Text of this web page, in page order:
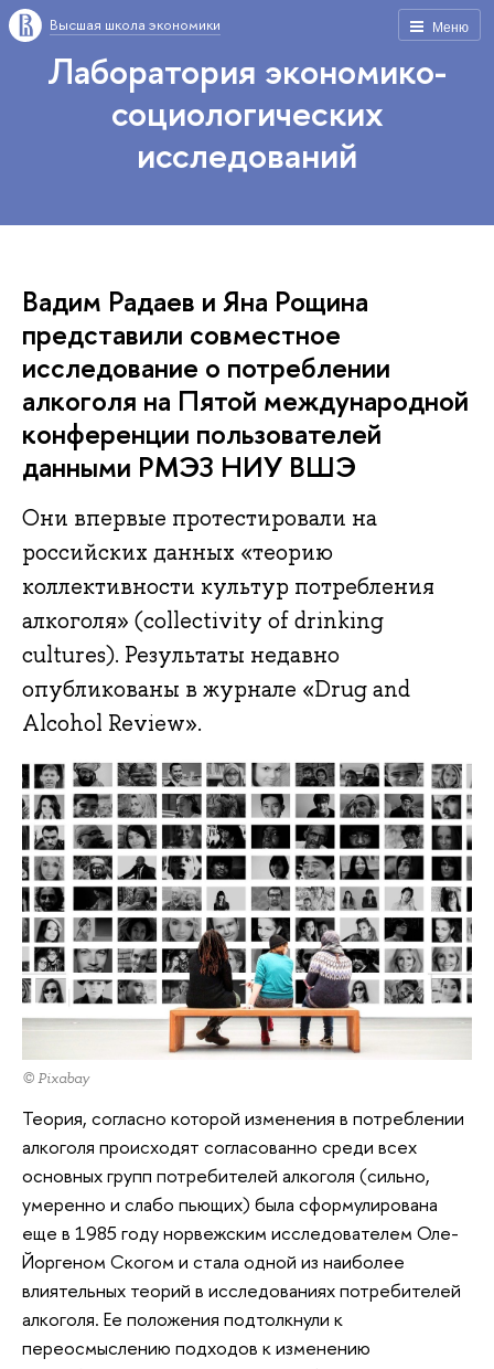
Меню
Высшая школа экономики
Лаборатория экономико-
социологических
исследований
Вадим Радаев и Яна Рощина
представили совместное
исследование о потреблении
алкоголя на Пятой международной
конференции пользователей
данными РМЭЗ НИУ ВШЭ
Они впервые протестировали на
российских данных «теорию
коллективности культур потребления
алкоголя» (collectivity of drinking
cultures). Результаты недавно
опубликованы в журнале «Drug and
Alcohol Review».
© Pixabay
Теория, согласно которой изменения в потреблении
алкоголя происходят согласованно среди всех
основных групп потребителей алкоголя (сильно,
умеренно и слабо пьющих) была сформулирована
еще в 1985 году норвежским исследователем Оле-
Йоргеном Скогом и стала одной из наиболее
влиятельных теорий в исследованиях потребителей
алкоголя. Ее положения подтолкнули к
переосмыслению подходов к изменению